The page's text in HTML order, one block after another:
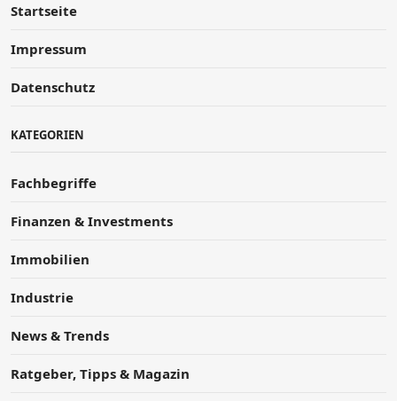
Startseite
Impressum
Datenschutz
KATEGORIEN
Fachbegriffe
Finanzen & Investments
Immobilien
Industrie
News & Trends
Ratgeber, Tipps & Magazin